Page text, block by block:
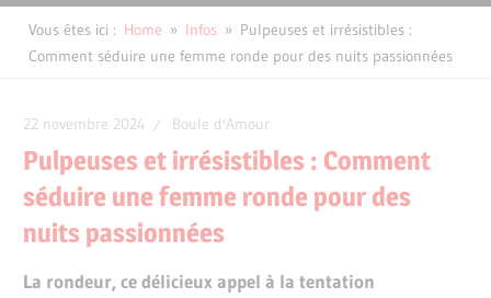
Vous êtes ici : Home Infos
Pulpeuses et irrésistibles :
Comment séduire une femme ronde pour des nuits passionnées
22 novembre 2024 Boule d'Amour
Pulpeuses et irrésistibles : Comment
séduire une femme ronde pour des
nuits passionnées
La rondeur, ce délicieux appel à la tentation